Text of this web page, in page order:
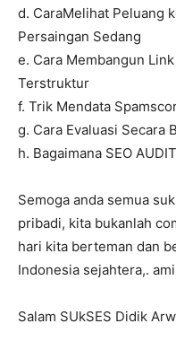
d. CaraMelihat Peluang
Persaingan Sedang
e. Cara Membangun
Terstruktur
f. Trik Mendata
g. Cara Evaluasi Secara
h. Bagaimana SEO AUDIT
Semoga anda semua
pribadi, kita bukanlah
hari kita berteman dan
Indonesia sejahtera,.
Salam SUkSES Didik